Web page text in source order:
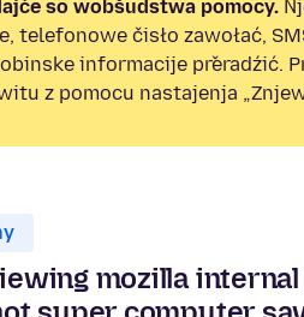
so wobšudstwa pomocy.
telefonowe čisło zawołać,
informacije přeradźić.
z pomocu nastajenja
mozilla